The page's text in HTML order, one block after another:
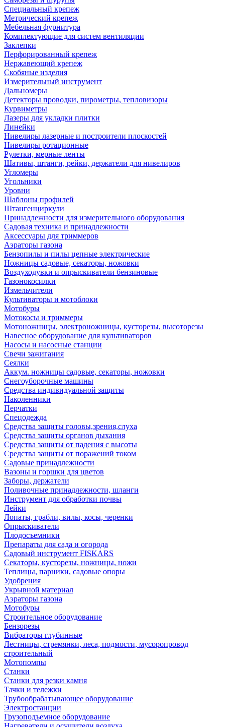
Специальный крепеж
Метрический крепеж
Мебельная фурнитура
Комплектующие для систем вентиляции
Заклепки
Перфорированный крепеж
Нержавеющий крепеж
Скобяные изделия
Измерительный инструмент
Дальномеры
Детекторы проводки, пирометры, тепловизоры
Курвиметры
Лазеры для укладки плитки
Линейки
Нивелиры лазерные и построители плоскостей
Нивелиры ротационные
Рулетки, мерные ленты
Шативы, штанги, рейки, держатели для нивелиров
Угломеры
Угольники
Уровни
Шаблоны профилей
Штангенциркули
Принадлежности для измерительного оборудования
Садовая техника и принадлежности
Аксессуары для триммеров
Аэраторы газона
Бензопилы и пилы цепные электрические
Ножницы садовые, секаторы, ножовки
Воздуходувки и опрыскиватели бензиновые
Газонокосилки
Измельчители
Культиваторы и мотоблоки
Мотобуры
Мотокосы и триммеры
Мотоножницы, электроножницы, кусторезы, высоторезы
Навесное оборудование для культиваторов
Насосы и насосные станции
Свечи зажигания
Сеялки
Аккум. ножницы садовые, секаторы, ножовки
Снегоуборочные машины
Средства индивидуальной защиты
Наколенники
Перчатки
Спецодежда
Средства защиты головы,зрения,слуха
Средства защиты органов дыхания
Средства защиты от падения с высоты
Средства защиты от поражений током
Садовые принадлежности
Вазоны и горшки для цветов
Заборы, держатели
Поливочные принадлежности, шланги
Инструмент для обработки почвы
Лейки
Лопаты, грабли, вилы, косы, черенки
Опрыскиватели
Плодосъемники
Препараты для сада и огорода
Садовый инструмент FISKARS
Секаторы, кусторезы, ножницы, ножи
Теплицы, парники, садовые опоры
Удобрения
Укрывной материал
Аэраторы газона
Мотобуры
Строительное оборудование
Бензорезы
Вибраторы глубинные
Лестницы, стремянки, леса, подмости, мусоропровод
строительный
Мотопомпы
Станки
Станки для резки камня
Тачки и тележки
Трубообрабатывающее оборудование
Электростанции
Грузоподъемное оборудование